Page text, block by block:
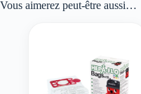
Vous aimerez peut-être aussi…